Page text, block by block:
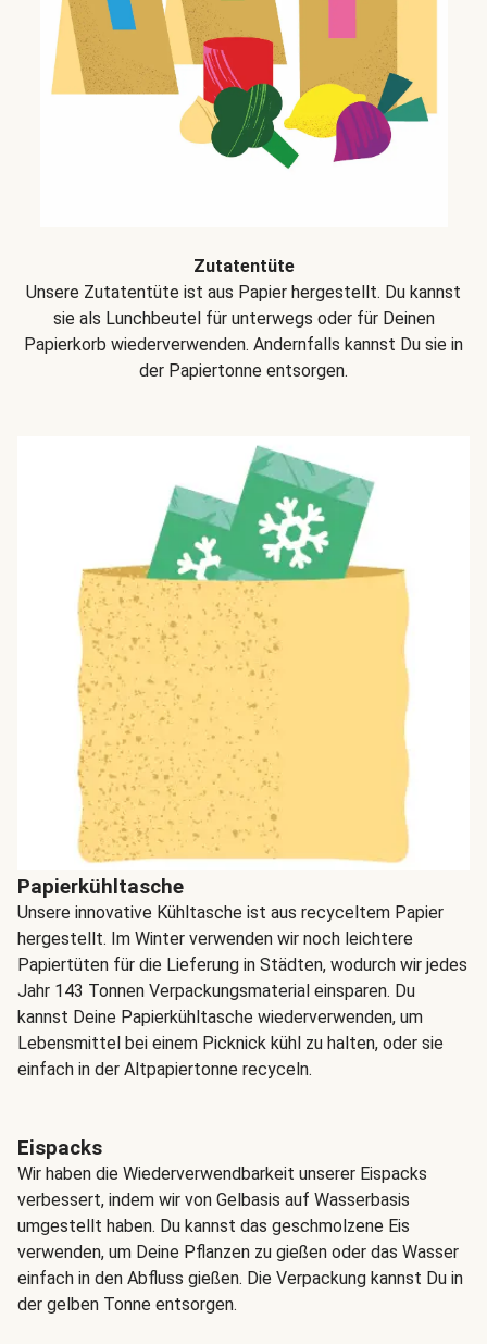
Zutatentüte
Unsere Zutatentüte ist aus Papier hergestellt. Du kannst
sie als Lunchbeutel für unterwegs oder für Deinen
Papierkorb wiederverwenden. Andernfalls kannst Du sie in
der Papiertonne entsorgen.
Papierkühltasche
Unsere innovative Kühltasche ist aus recyceltem Papier
hergestellt. Im Winter verwenden wir noch leichtere
Papiertüten für die Lieferung in Städten, wodurch wir jedes
Jahr 143 Tonnen Verpackungsmaterial einsparen. Du
kannst Deine Papierkühltasche wiederverwenden, um
Lebensmittel bei einem Picknick kühl zu halten, oder sie
einfach in der Altpapiertonne recyceln.
Eispacks
Wir haben die Wiederverwendbarkeit unserer Eispacks
verbessert, indem wir von Gelbasis auf Wasserbasis
umgestellt haben. Du kannst das geschmolzene Eis
verwenden, um Deine Pflanzen zu gießen oder das Wasser
einfach in den Abfluss gießen. Die Verpackung kannst Du in
der gelben Tonne entsorgen.